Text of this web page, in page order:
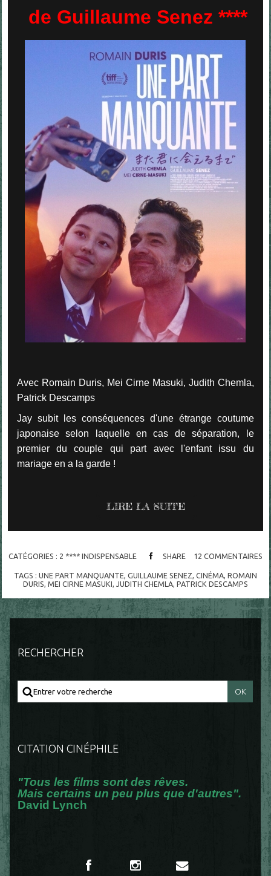
de Guillaume Senez ****
Avec Romain Duris, Mei Cirne Masuki, Judith Chemla,
Patrick Descamps
Jay subit les conséquences d'une étrange coutume
japonaise selon laquelle en cas de séparation, le
premier du couple qui part avec l'enfant issu du
mariage en a la garde !
LIRE LA SUITE
CATÉGORIES : 2 **** INDISPENSABLE SHARE 12 COMMENTAIRES
TAGS : UNE PART MANQUANTE, GUILLAUME SENEZ, CINÉMA, ROMAIN
DURIS, MEI CIRNE MASUKI, JUDITH CHEMLA, PATRICK DESCAMPS
RECHERCHER
CITATION CINÉPHILE
"Tous les films sont des rêves.
Mais certains un peu plus que d'autres".
David Lynch